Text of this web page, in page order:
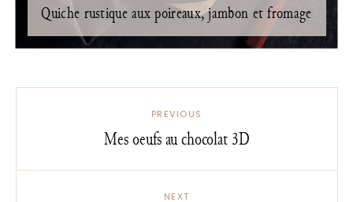
Quiche rustique aux poireaux, jambon et fromage
PREVIOUS
Mes oeufs au chocolat 3D
NEXT